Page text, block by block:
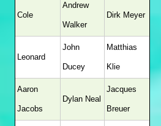
Cole
Andrew
Walker
Dirk Meyer
Leonard
John
Ducey
Matthias
Klie
Aaron
Jacobs
Dylan Neal
Jacques
Breuer